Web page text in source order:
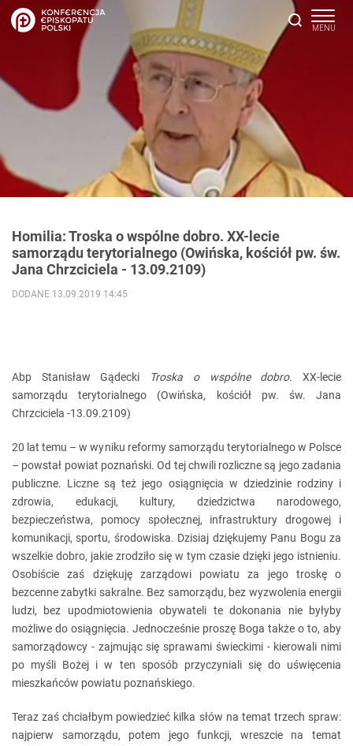
Homilia: Troska o wspólne dobro. XX-lecie
samorządu terytorialnego (Owińska, kościół pw. św.
Jana Chrzciciela - 13.09.2109)
DODANE 13.09.2019 14:45
Abp Stanisław Gądecki Troska o wspólne dobro. XX-lecie
samorządu terytorialnego (Owińska, kościół pw. św. Jana
Chrzciciela -13.09.2109)
20 lat temu – w wyniku reformy samorządu terytorialnego w Polsce
– powstał powiat poznański. Od tej chwili rozliczne są jego zadania
publiczne. Liczne są też jego osiągnięcia w dziedzinie rodziny i
zdrowia, edukacji, kultury, dziedzictwa narodowego,
bezpieczeństwa, pomocy społecznej, infrastruktury drogowej i
komunikacji, sportu, środowiska. Dzisiaj dziękujemy Panu Bogu za
wszelkie dobro, jakie zrodziło się w tym czasie dzięki jego istnieniu.
Osobiście zaś dziękuję zarządowi powiatu za jego troskę o
bezcenne zabytki sakralne. Bez samorządu, bez wyzwolenia energii
ludzi, bez upodmiotowienia obywateli te dokonania nie byłyby
możliwe do osiągnięcia. Jednocześnie proszę Boga także o to, aby
samorządowcy - zajmując się sprawami świeckimi - kierowali nimi
po myśli Bożej i w ten sposób przyczyniali się do uświęcenia
mieszkańców powiatu poznańskiego.
Teraz zaś chciałbym powiedzieć kilka słów na temat trzech spraw:
najpierw samorządu, potem jego funkcji, wreszcie na temat